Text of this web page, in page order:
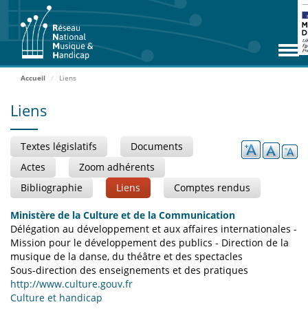
RNMH
Missions
Adhérents
Espace ressources
ADHÉRER
ACCÈS EXTRANET
contenu
principal
Accueil Liens
Liens
Textes législatifs
Documents
Actes
Zoom adhérents
Bibliographie
Liens Comptes rendus
Ministère de la Culture et de la Communication
Délégation au développement et aux affaires internationales -
Mission pour le développement des publics - Direction de la
musique de la danse, du théâtre et des spectacles
Sous-direction des enseignements et des pratiques
http://www.culture.gouv.fr
Culture et handicap